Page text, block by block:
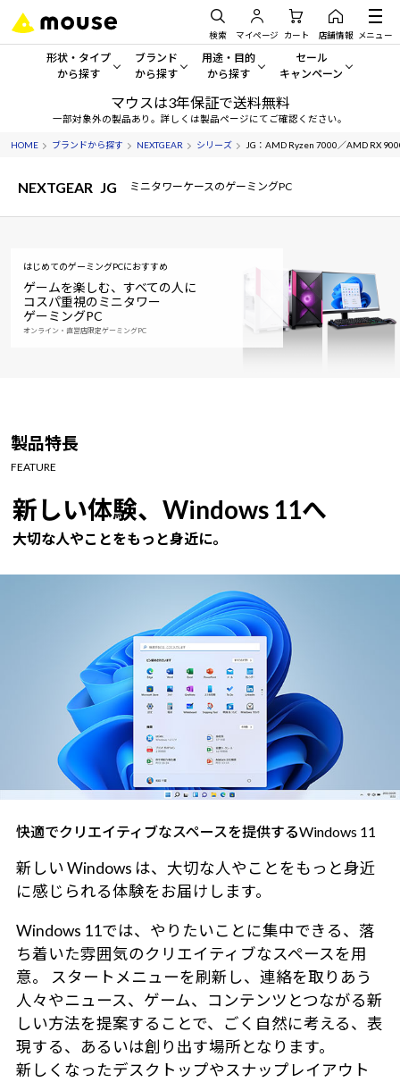
検索 マイページ カート 店舗情報 メニュー
形状・タイプ
から探す
形状・タイプから探す をすべてみる
デスクトップPC
ノートPC
サーバー
ワークステーション
ブランド
から探す
mouse
G TUNE
NEXTGEAR
MousePro
用途・目的
から探す
一般向けパソコン
ゲーミングPC・ゲーム向けパソコン
クリエイティブ向け
学習向けパソコン
スペック/パーツ別
セール
キャンペーン
セール・キャンペー
期間限定セール
おすすめ目玉パソコン
今イチオシのパソコンをピ
Windows 11|Copilot+ PC
マウスは3年保証で送料無料
一部対象外の製品あり。詳しくは製品ページにてご確認ください。
HOME ブランドから探す NEXTGEAR シリーズ JG：AMD Ryzen 7000／AMD RX
NEXTGEAR JG ミニタワーケースのゲーミングPC
はじめてのゲーミングPCにおすすめ
ゲームを楽しむ、すべての人に
コスパ重視のミニタワー
ゲーミングPC
オンライン・直営店限定ゲーミングPC
製品特長
FEATURE
新しい体験、Windows 11へ
大切な人やことをもっと身近に。
快適でクリエイティブなスペースを提供するWindows 11
新しい Windows は、大切な人やことをもっと身近
に感じられる体験をお届けします。
Windows 11では、やりたいことに集中できる、落
ち着いた雰囲気のクリエイティブなスペースを用
意。 スタートメニューを刷新し、連絡を取りあう
人々やニュース、ゲーム、コンテンツとつながる新
しい方法を提案することで、ごく自然に考える、表
現する、あるいは創り出す場所となります。
新しくなったデスクトップやスナップレイアウト